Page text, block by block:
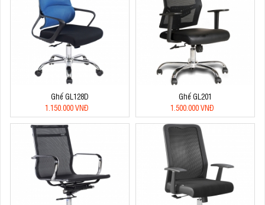
Ghế GL128D
1.150.000 VNĐ
Ghế GL201
1.500.000 VNĐ